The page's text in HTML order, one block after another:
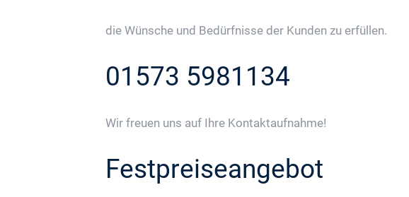
die Wünsche und Bedürfnisse der Kunden zu erfüllen.
01573 5981134
Wir freuen uns auf Ihre Kontaktaufnahme!
Festpreiseangebot